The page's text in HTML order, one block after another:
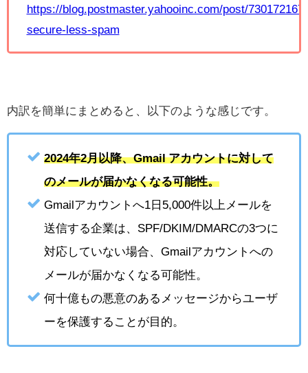
https://blog.postmaster.yahooinc.com/post/
secure-less-spam
内訳を簡単にまとめると、以下のような感じです。
2024年2月以降、Gmail アカウントに対して
のメールが届かなくなる可能性。
Gmailアカウントへ1日5,000件以上メールを
送信する企業は、SPF/DKIM/DMARCの3つに
対応していない場合、Gmailアカウントへの
メールが届かなくなる可能性。
何十億もの悪意のあるメッセージからユーザ
ーを保護することが目的。